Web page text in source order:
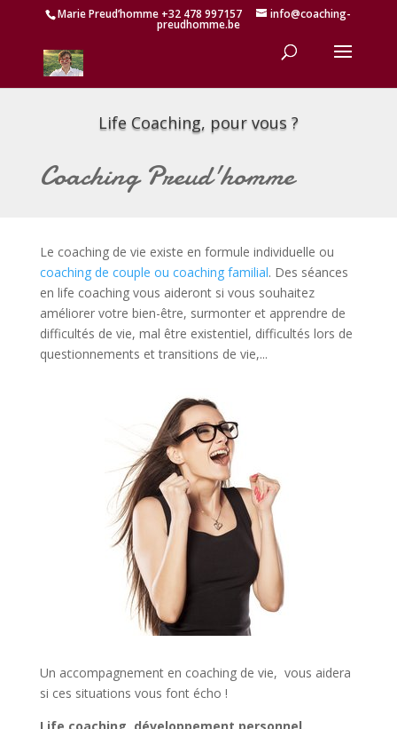
Marie Preud’homme +32 478 997157 info@coaching-
preudhomme.be
Life Coaching, pour vous ?
Coaching Preud'homme
Le coaching de vie existe en formule individuelle ou
coaching de couple ou coaching familial. Des séances
en life coaching vous aideront si vous souhaitez
améliorer votre bien-être, surmonter et apprendre de
difficultés de vie, mal être existentiel, difficultés lors de
questionnements et transitions de vie,...
Un accompagnement en coaching de vie, vous aidera
si ces situations vous font écho !